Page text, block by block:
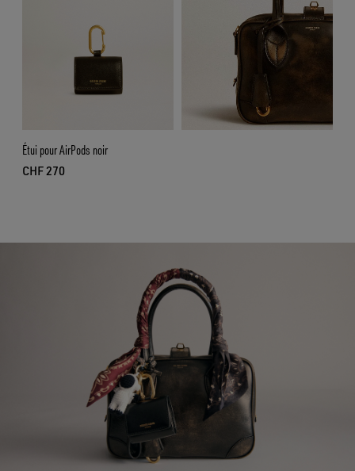
Étui pour AirPods noir
CHF 270
prix actuel CHF 270